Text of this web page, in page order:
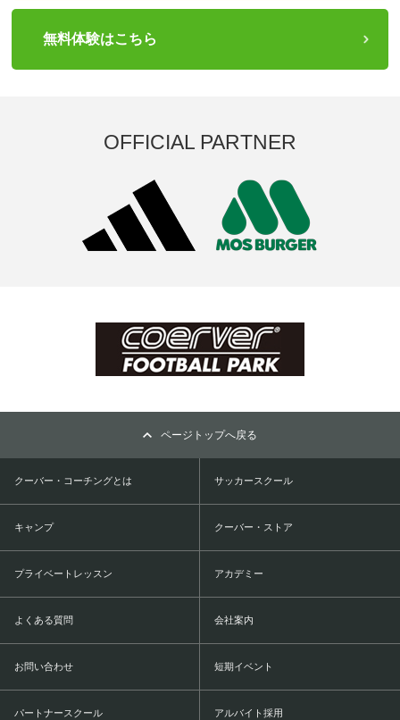
無料体験はこちら
OFFICIAL PARTNER
ページトップへ戻る
クーバー・コーチングとは サッカースクール
キャンプ クーバー・ストア
プライベートレッスン アカデミー
よくある質問 会社案内
お問い合わせ 短期イベント
パートナースクール アルバイト採用